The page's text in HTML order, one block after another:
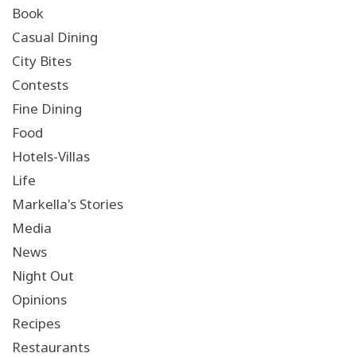
Book
Casual Dining
City Bites
Contests
Fine Dining
Food
Hotels-Villas
Life
Markella's Stories
Media
News
Night Out
Opinions
Recipes
Restaurants